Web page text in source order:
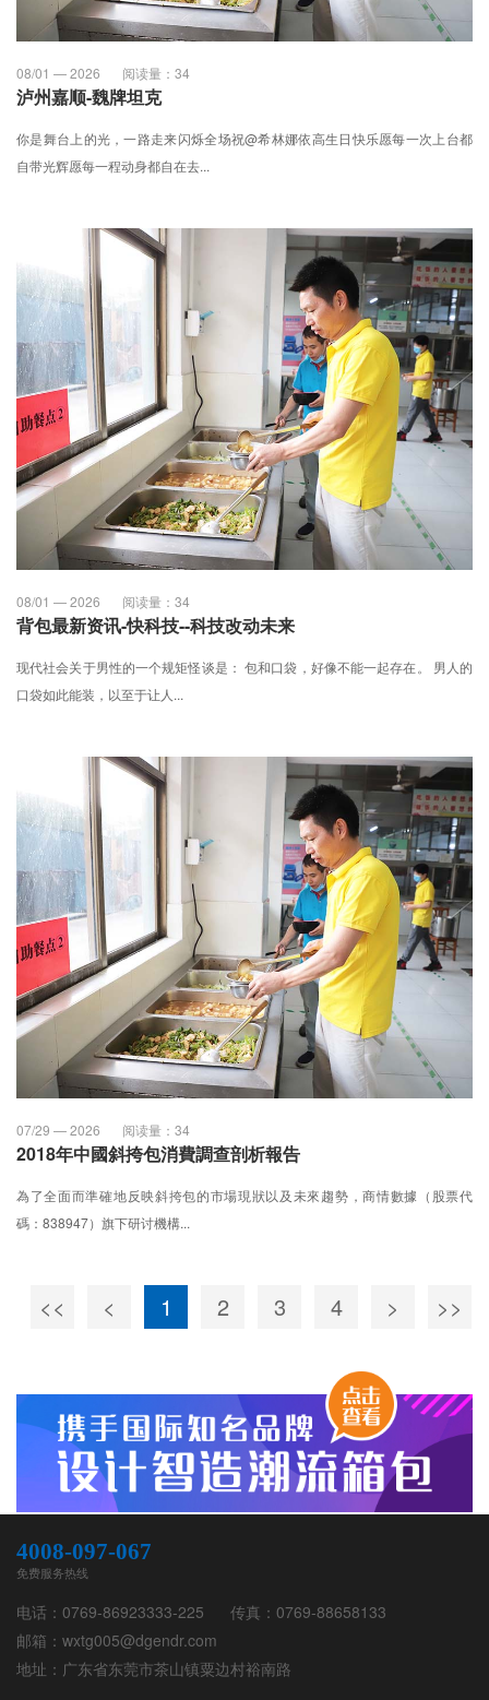
08/01 — 2026 阅读量： 34
泸州嘉顺-魏牌坦克
你是舞台上的光，一路走来闪烁全场祝@希林娜依高生日快乐愿每一次上台都
自带光辉愿每一程动身都自在去...
08/01 — 2026 阅读量： 34
背包最新资讯-快科技--科技改动未来
现代社会关于男性的一个规矩怪谈是： 包和口袋，好像不能一起存在。 男人的
口袋如此能装，以至于让人...
07/29 — 2026 阅读量： 34
2018年中國斜挎包消費調查剖析報告
為了全面而準確地反映斜挎包的市場現狀以及未來趨勢，商情數據（股票代
碼：838947）旗下研讨機構...
<< < 1 2 3 4 > >>
电话： 0769-86923333-225 传真： 0769-88658133
邮箱： wxtg005@dgendr.com
地址： 广东省东莞市茶山镇粟边村裕南路
4008-097-067
免费服务热线